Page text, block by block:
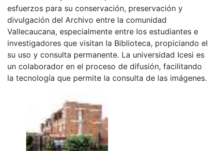
esfuerzos para su conservación, preservación y
divulgación del Archivo entre la comunidad
Vallecaucana, especialmente entre los estudiantes e
investigadores que visitan la Biblioteca, propiciando el
su uso y consulta permanente. La universidad Icesi es
un colaborador en el proceso de difusión, facilitando
la tecnología que permite la consulta de las imágenes.